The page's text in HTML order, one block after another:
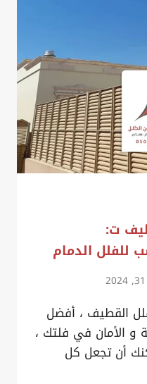
ت:
القطيف ، أفضل
الأمان في فلتك ،
أن تجعل كل